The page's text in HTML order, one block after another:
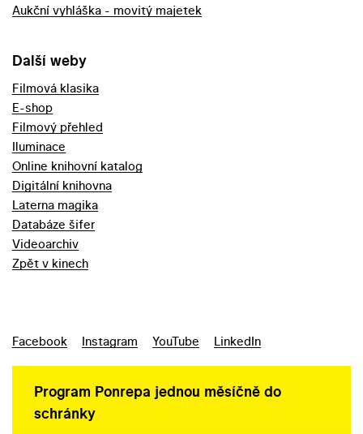
Aukční vyhláška - movitý majetek
Další weby
Filmová klasika
E-shop
Filmový přehled
Iluminace
Online knihovní katalog
Digitální knihovna
Laterna magika
Databáze šifer
Videoarchiv
Zpět v kinech
Facebook Instagram YouTube LinkedIn
Program Ponrepa jednou měsíčně do
schránky